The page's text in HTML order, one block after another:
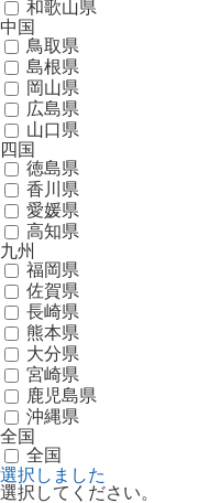
和歌山県
中国
鳥取県
島根県
岡山県
広島県
山口県
四国
徳島県
香川県
愛媛県
高知県
九州
福岡県
佐賀県
長崎県
熊本県
大分県
宮崎県
鹿児島県
沖縄県
全国
全国
選択しました
選択してください。